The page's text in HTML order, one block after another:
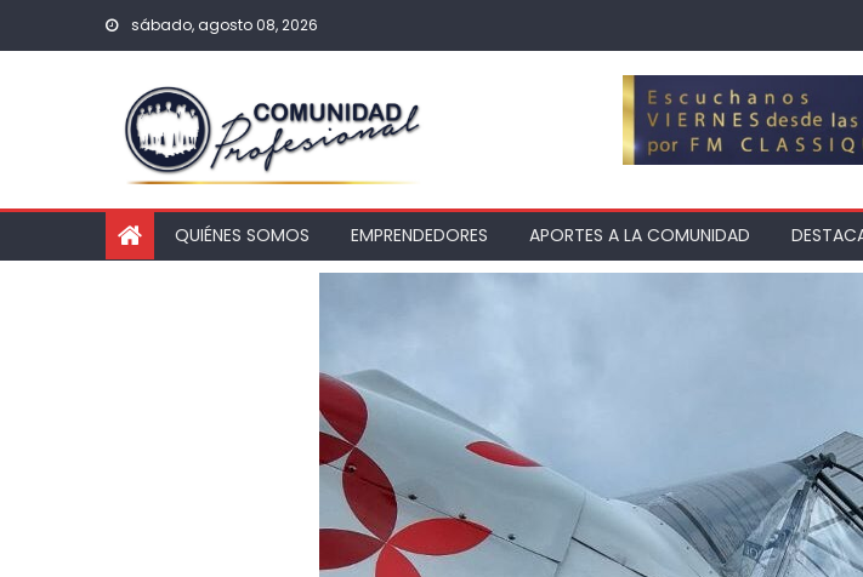
sábado, agosto 08, 2026
QUIÉNES SOMOS EMPRENDEDORES APORTES A LA COMUNIDAD